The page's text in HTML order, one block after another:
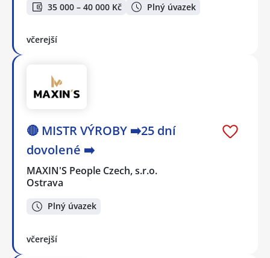
35 000 – 40 000 Kč Plný úvazek
včerejší
🔴 MISTR VÝROBY ➡️25 dní
dovolené ➡️
MAXIN'S People Czech, s.r.o.
Ostrava
Plný úvazek
včerejší